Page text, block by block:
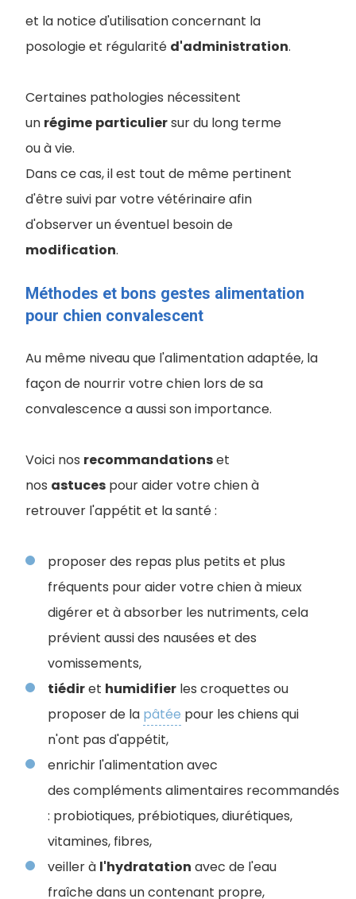
et la notice d'utilisation concernant la
posologie et régularité d'administration.
Certaines pathologies nécessitent
un régime particuliersur du long terme
ou à vie.
Dans ce cas, il est tout de même pertinent
d'être suivi par votre vétérinaire afin
d'observer un éventuel besoin de
modification.
Méthodes et bons gestes alimentation
pour chien convalescent
Au même niveau que l'alimentation adaptée, la
façon de nourrir votre chien lors de sa
convalescence a aussi son importance.
Voici nos recommandationset
nos astuces pour aider votre chien à
retrouver l'appétit et la santé :
proposer des repas plus petits et plus
fréquents pour aider votre chien à mieux
digérer et à absorber les nutriments, cela
prévient aussi des nausées et des
vomissements,
tiédiret humidifier les croquettes ou
proposer de la pâtée pour les chiens qui
n'ont pas d'appétit,
enrichir l'alimentation avec
des compléments alimentaires recommandés
: probiotiques, prébiotiques, diurétiques,
vitamines, fibres,
veiller à l'hydratation avec de l'eau
fraîche dans un contenant propre,